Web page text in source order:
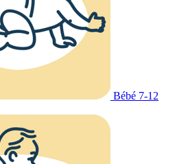
Bébé 7-12